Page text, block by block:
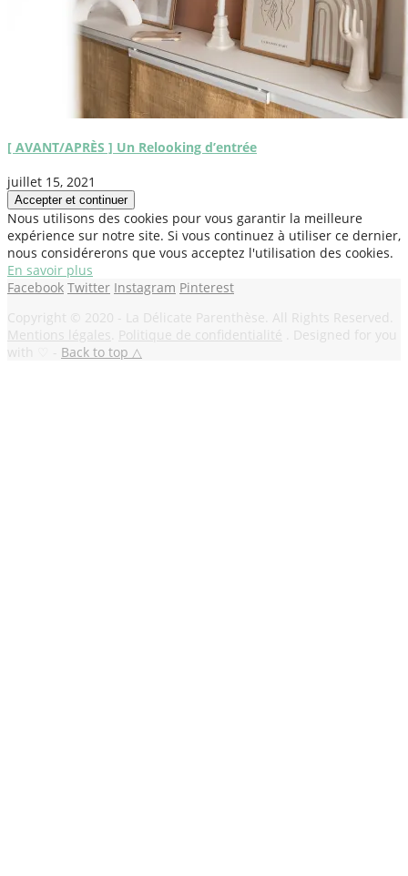
[ AVANT/APRÈS ] Un Relooking d’entrée
juillet 15, 2021
Nous utilisons des cookies pour vous garantir la meilleure
expérience sur notre site. Si vous continuez à utiliser ce dernier,
nous considérerons que vous acceptez l'utilisation des cookies.
En savoir plus
Facebook Twitter Instagram Pinterest
Copyright © 2020 - La Délicate Parenthèse. All Rights Reserved.
Mentions légales Politique de confidentialité . Designed for you
with ♡ - Back to top △